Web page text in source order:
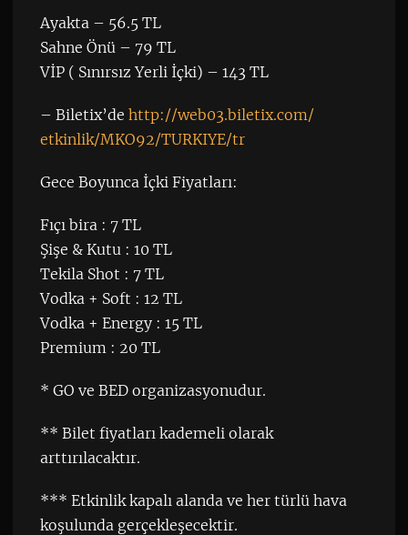
Ayakta – 56.5 TL
Sahne Önü – 79 TL
VİP ( Sınırsız Yerli İçki) – 143 TL
– Biletix’de http://web03.biletix.com/
etkinlik/MKO92/TURKIYE/tr
Gece Boyunca İçki Fiyatları:
Fıçı bira : 7 TL
Şişe & Kutu : 10 TL
Tekila Shot : 7 TL
Vodka + Soft : 12 TL
Vodka + Energy : 15 TL
Premium : 20 TL
* GO ve BED organizasyonudur.
** Bilet fiyatları kademeli olarak
arttırılacaktır.
*** Etkinlik kapalı alanda ve her türlü hava
koşulunda gerçekleşecektir.